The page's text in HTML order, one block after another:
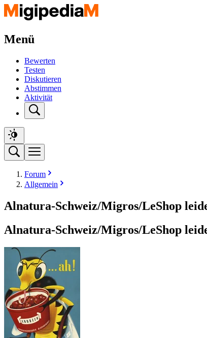
Menü
Bewerten
Testen
Diskutieren
Abstimmen
Aktivität
Forum
Allgemein
Alnatura-Schweiz/Migros/LeShop
Alnatura-Schweiz/Migros/LeShop